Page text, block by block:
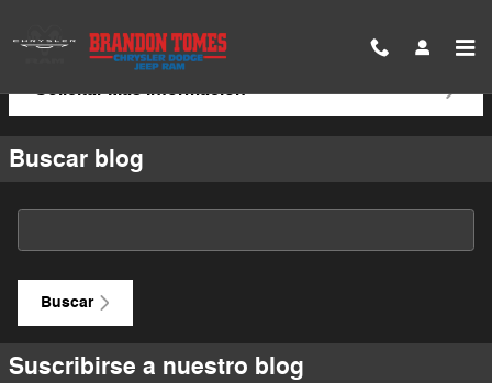
Solicitar Más Información
Buscar blog
Buscar blog
Buscar
Suscribirse a nuestro blog